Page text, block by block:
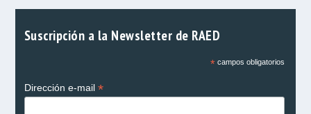
Suscripción a la Newsletter de RAED
*campos obligatorios
Dirección e-mail *